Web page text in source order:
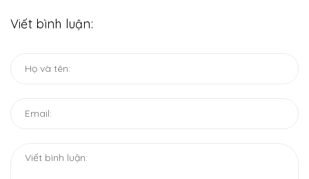
Viết bình luận: